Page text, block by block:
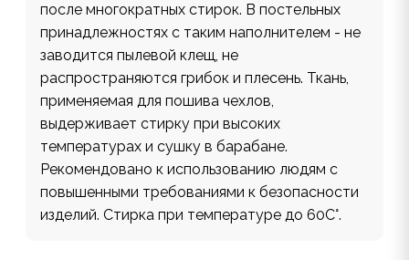
после многократных стирок. В постельных
принадлежностях с таким наполнителем - не
заводится пылевой клещ, не
распространяются грибок и плесень. Ткань,
применяемая для пошива чехлов,
выдерживает стирку при высоких
температурах и сушку в барабане.
Рекомендовано к использованию людям с
повышенными требованиями к безопасности
изделий. Стирка при температуре до 60С°.